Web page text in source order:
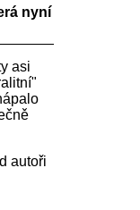
nyní
asi
autoři